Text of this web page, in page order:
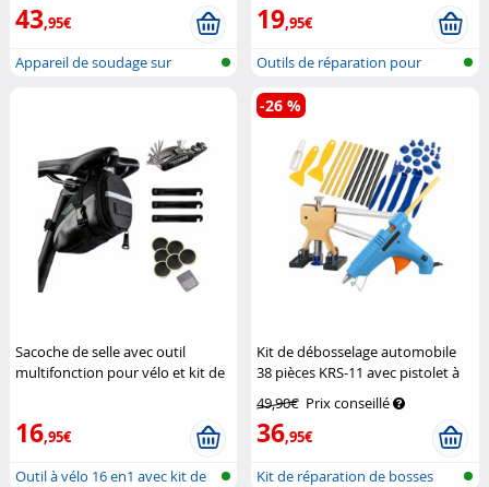
43,95€
Appareil de soudage sur
19,95€
Outils de réparation pour
Smartphon...
Sacoche de selle avec outil
multifonction pour vélo et kit de
16,95€
Outil à vélo 16 en1 avec kit de
Kit de débosselage automobile
38 pièces KRS-11 avec pistolet à
49,90€ Prix conseillé
36,95€
-26 %
Kit de réparation de bosses